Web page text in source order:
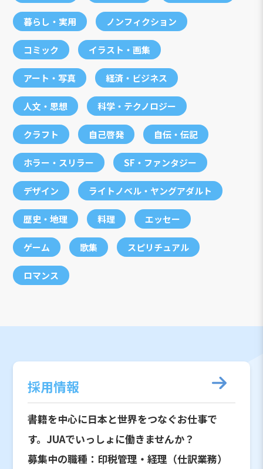
暮らし・実用 ノンフィクション
コミック イラスト・画集
アート・写真 経済・ビジネス
人文・思想 科学・テクノロジー
クラフト 自己啓発 自伝・伝記
ホラー・スリラー SF・ファンタジー
デザイン ライトノベル・ヤングアダルト
歴史・地理 料理 エッセー
ゲーム 歌集 スピリチュアル
ロマンス
採用情報
書籍を中心に日本と世界をつなぐお仕事で
す。JUAでいっしょに働きませんか？
募集中の職種：印税管理・経理（仕訳業務）